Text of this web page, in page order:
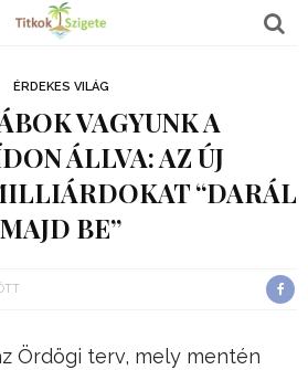
ÉRDEKES VILÁG
VAGYUNK A
ÁLLVA: AZ ÚJ
“DARÁL
MAJD BE”
Ördögi terv, mely mentén